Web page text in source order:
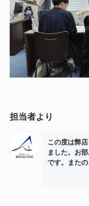
担当者より
この度は弊
ました。お
です。またの